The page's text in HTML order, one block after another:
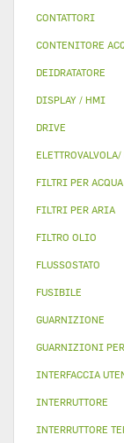
CONTATTORI
CONTENITORE
DEIDRATATORE
DISPLAY / HMI
DRIVE
FILTRI PER
FILTRI PER ARIA
FILTRO OLIO
FLUSSOSTATO
FUSIBILE
GUARNIZIONE
GUARNIZIONI
INTERFACCIA
INTERRUTTORE
INTERRUTTORE